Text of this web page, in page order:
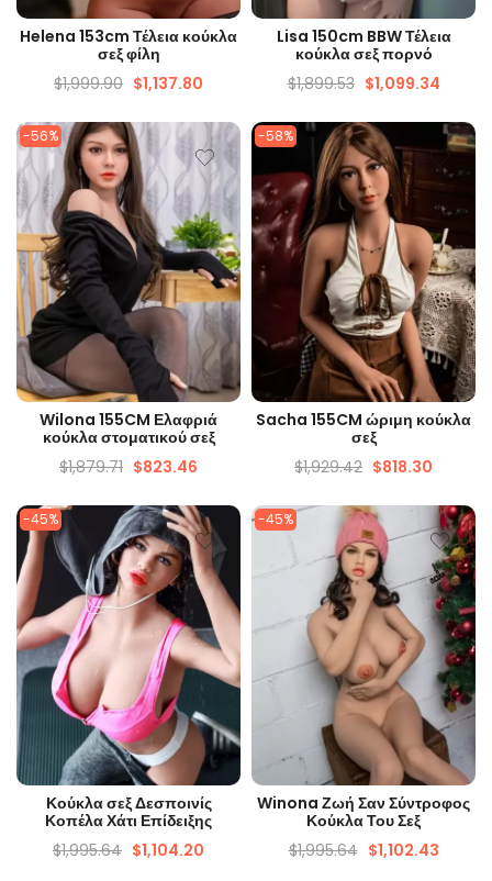
ΓΡΉΓΟΡΗ ΜΑΤΙΆ
Helena 153cm Τέλεια κούκλα
σεξ φίλη
$1,999.90 $1,137.80
ΓΡΉΓΟΡΗ ΜΑΤΙΆ
Lisa 150cm BBW Τέλεια
κούκλα σεξ πορνό
$1,899.53 $1,099.34
-56%
ΓΡΉΓΟΡΗ ΜΑΤΙΆ
Wilona 155CM Ελαφριά
κούκλα στοματικού σεξ
$1,879.71 $823.46
-58%
ΓΡΉΓΟΡΗ ΜΑΤΙΆ
Sacha 155CM ώριμη κούκλα
σεξ
$1,929.42 $818.30
-45%
ΓΡΉΓΟΡΗ ΜΑΤΙΆ
Κούκλα σεξ Δεσποινίς
Κοπέλα Χάτι Επίδειξης
$1,995.64 $1,104.20
-45%
ΓΡΉΓΟΡΗ ΜΑΤΙΆ
Winona Ζωή Σαν Σύντροφος
Κούκλα Του Σεξ
$1,995.64 $1,102.43